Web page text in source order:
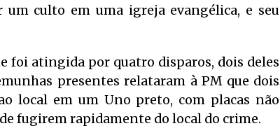
culto em uma igreja evangélica, e seu
foi atingida por quatro disparos, dois deles
presentes relataram à PM que dois
local em um Uno preto, com placas não
fugirem rapidamente do local do crime.